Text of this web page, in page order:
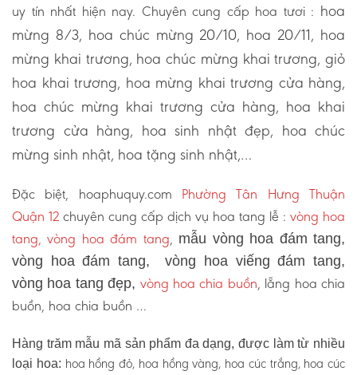
uy tín nhất hiện nay. Chuyên cung cấp hoa tươi : hoa
mừng 8/3, hoa chúc mừng 20/10, hoa 20/11, hoa
mừng khai trương, hoa chúc mừng khai trương, giỏ
hoa khai trương, hoa mừng khai trương cửa hàng,
hoa chúc mừng khai trương cửa hàng, hoa khai
trương cửa hàng, hoa sinh nhật đẹp, hoa chúc
mừng sinh nhật, hoa tặng sinh nhật,…
Đặc biệt, hoaphuquy.com Phường Tân Hưng Thuận
Quận 12 chuyên cung cấp dịch vụ hoa tang lễ : vòng hoa
tang, vòng hoa đám tang, mẫu vòng hoa đám tang,
vòng hoa đám tang, vòng hoa viếng đám tang,
vòng hoa tang đẹp, vòng hoa chia buồn, lẵng hoa chia
buồn, hoa chia buồn …
Hàng trăm mẫu mã sản phẩm đa dạng, được làm từ nhiều
loại hoa: hoa hồng đỏ, hoa hồng vàng, hoa cúc trắng, hoa cúc